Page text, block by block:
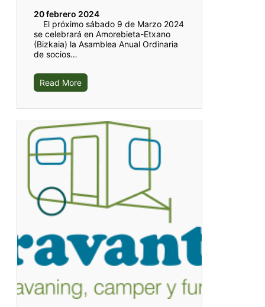
20 febrero 2024
El próximo sábado 9 de Marzo 2024
se celebrará en Amorebieta-Etxano
(Bizkaia) la Asamblea Anual Ordinaria
de socios…
Read More